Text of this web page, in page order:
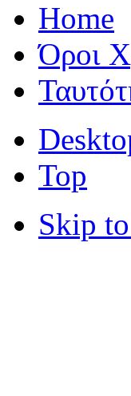
Home
Όροι
Top
Skip